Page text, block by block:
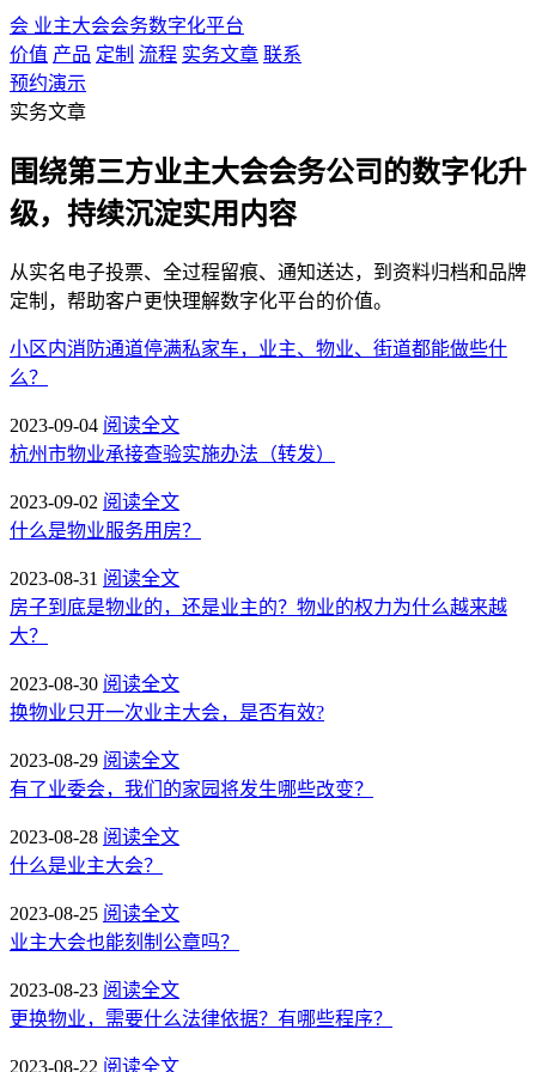
会 业主大会会务数字化平台
价值 产品 定制 流程 实务文章 联系
预约演示
实务文章
围绕第三方业主大会会务公司的数字化升
级，持续沉淀实用内容
从实名电子投票、全过程留痕、通知送达，到资料归档和品牌
定制，帮助客户更快理解数字化平台的价值。
小区内消防通道停满私家车，业主、物业、街道都能做些什
么？
2023-09-04 阅读全文
杭州市物业承接查验实施办法（转发）
2023-09-02 阅读全文
什么是物业服务用房？
2023-08-31 阅读全文
房子到底是物业的，还是业主的？物业的权力为什么越来越
大？
2023-08-30 阅读全文
换物业只开一次业主大会，是否有效?
2023-08-29 阅读全文
有了业委会，我们的家园将发生哪些改变？
2023-08-28 阅读全文
什么是业主大会？
2023-08-25 阅读全文
业主大会也能刻制公章吗？
2023-08-23 阅读全文
更换物业，需要什么法律依据？有哪些程序？
2023-08-22 阅读全文